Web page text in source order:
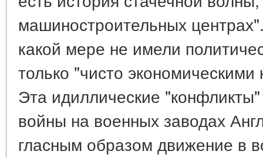
машиностроительных
какой мере не имели
только "чисто
Эта идиллические
войны на военных заводах
гласным образом движение в